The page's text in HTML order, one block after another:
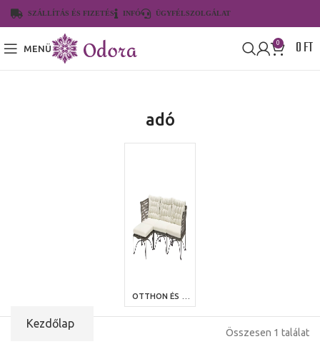
SZÁLLÍTÁS ÉS FIZETÉS INFÓ ÜGYFÉLSZOLGÁLAT
MENÜ
0 0FT
adó
Kezdőlap
Összesen 1 találat